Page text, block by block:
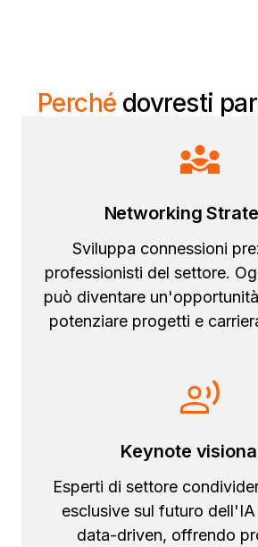
Perché dovresti
Networking
Sviluppa connessioni
professionisti del settore.
può diventare
potenziare progetti e
Keynote
Esperti di settore
esclusive sul futuro
data-driven, offrendo